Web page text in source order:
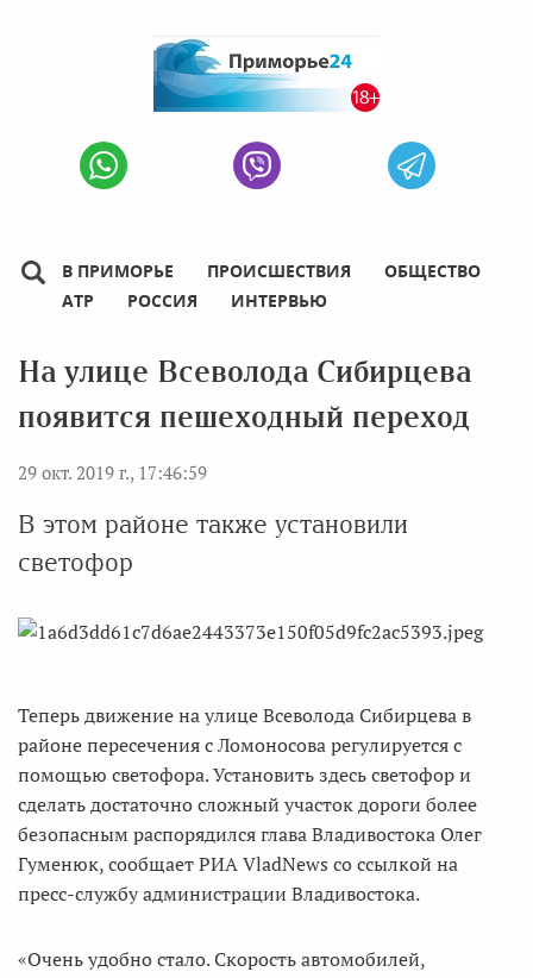
В ПРИМОРЬЕ ПРОИСШЕСТВИЯ
ОБЩЕСТВО
АТР
РОССИЯ ИНТЕРВЬЮ
На улице Всеволода Сибирцева
появится пешеходный переход
29 окт. 2019 г., 17:46:59
В этом районе также установили
светофор
Теперь движение на улице Всеволода Сибирцева в
районе пересечения с Ломоносова регулируется с
помощью светофора. Установить здесь светофор и
сделать достаточно сложный участок дороги более
безопасным распорядился глава Владивостока Олег
Гуменюк, сообщает РИА VladNews со ссылкой на
пресс-службу администрации Владивостока.
«Очень удобно стало. Скорость автомобилей,